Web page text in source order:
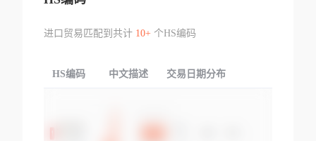
进口贸易匹配到共计 10+个HS编码
HS编码 中文描述 交易日期分布